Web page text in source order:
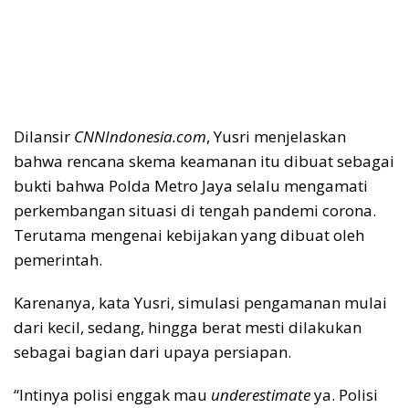
Dilansir CNNIndonesia.com, Yusri menjelaskan
bahwa rencana skema keamanan itu dibuat sebagai
bukti bahwa Polda Metro Jaya selalu mengamati
perkembangan situasi di tengah pandemi corona.
Terutama mengenai kebijakan yang dibuat oleh
pemerintah.
Karenanya, kata Yusri, simulasi pengamanan mulai
dari kecil, sedang, hingga berat mesti dilakukan
sebagai bagian dari upaya persiapan.
“Intinya polisi enggak mau underestimateya. Polisi